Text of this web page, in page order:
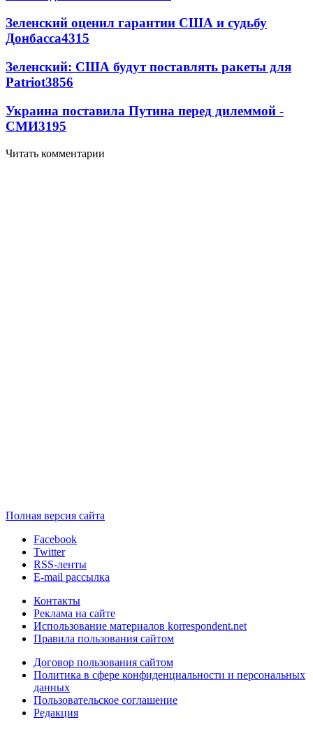
Зеленский оценил гарантии США и судьбу
Донбасса4315
Зеленский: США будут поставлять ракеты для
Patriot3856
Украина поставила Путина перед дилеммой -
СМИ3195
Читать комментарии
Полная версия сайта
Facebook
Twitter
RSS-ленты
E-mail рассылка
Контакты
Реклама на сайте
Использование материалов korrespondent.net
Правила пользования сайтом
Договор пользования сайтом
Политика в сфере конфиденциальности и персональных
данных
Пользовательское соглашение
Редакция